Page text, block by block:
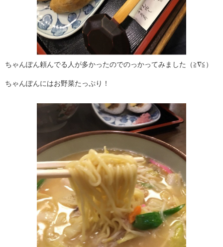
ちゃんぽん頼んでる人が多かったのでのっかってみました（≧∇≦）
ちゃんぽんにはお野菜たっぷり！